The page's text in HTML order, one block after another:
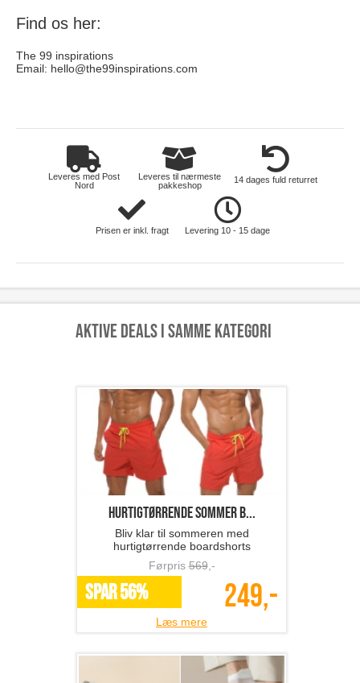
Find os her:
The 99 inspirations
Email: hello@the99inspirations.com
Leveres med Post
Nord
Leveres til nærmeste
pakkeshop
14 dages fuld returret
Prisen er inkl. fragt Levering 10 - 15 dage
Aktive deals i samme kategori
hurtigtørrende sommer b...
Bliv klar til sommeren med
hurtigtørrende boardshorts
Førpris569,-
SPAR 56% 249,-
Læs mere